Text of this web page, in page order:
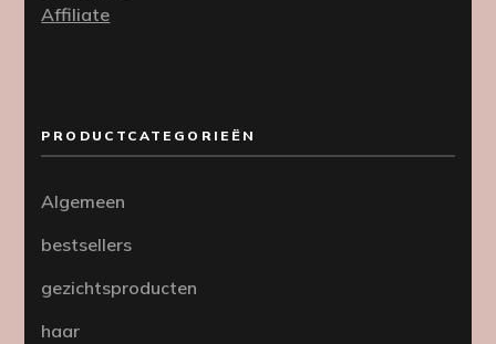
Affiliate
PRODUCTCATEGORIEËN
Algemeen
bestsellers
gezichtsproducten
haar